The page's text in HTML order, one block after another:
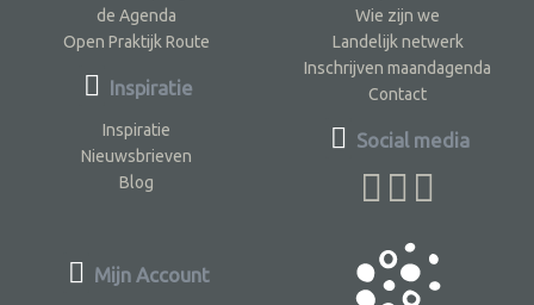
de Agenda
Open Praktijk Route
Inspiratie
Inspiratie
Nieuwsbrieven
Blog
Wie zijn we
Landelijk netwerk
Inschrijven maandagenda
Contact
Social media
Mijn Account